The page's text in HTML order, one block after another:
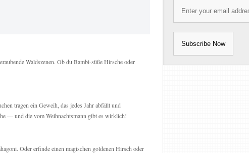
Waldszenen. Ob du Bambi-süße Hirsche oder
tragen ein Geweih, das jedes Jahr abfällt und
— und die vom Weihnachtsmann gibt es wirklich!
Oder erfinde einen magischen goldenen Hirsch oder